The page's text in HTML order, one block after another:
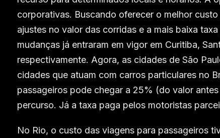
corporativas. Buscando oferecer o melhor
ajustes no valor das corridas e a mais baixa
mudanças já entraram em vigor em Curitiba,
respectivamente. Agora, as cidades de São
cidades que atuam com carros particulares no
passageiros pode chegar a 25% (do valor
percurso. Já a taxa paga pelos motoristas
No Rio, o custo das viagens para passageiros